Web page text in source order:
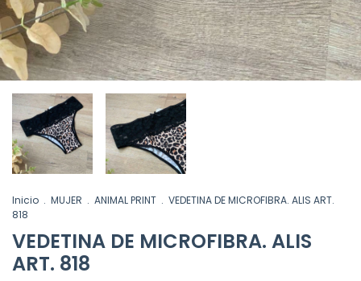
Inicio . MUJER . ANIMAL PRINT . VEDETINA DE MICROFIBRA. ALIS ART.
818
VEDETINA DE MICROFIBRA. ALIS
ART. 818